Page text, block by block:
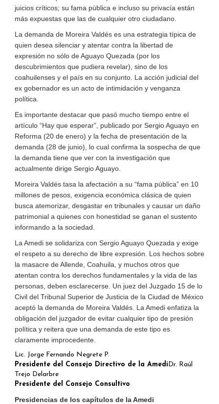
juicios críticos; su fama pública e incluso su privacía están
más expuestas que las de cualquier otro ciudadano.
La demanda de Moreira Valdés es una estrategia típica de
quien desea silenciar y atentar contra la libertad de
expresión no sólo de Aguayo Quezada (por los
descubrimientos que pudiera revelar), sino de los
coahuilenses y el país en su conjunto. La acción judicial del
ex gobernador es un acto de intimidación y venganza
política.
Es importante destacar que pasó mucho tiempo entre el
artículo “Hay que esperar”, publicado por Sergio Aguayo en
Reforma (20 de enero) y la fecha de presentación de la
demanda (28 de junio), lo cual confirma la sospecha de que
la demanda tiene que ver con la investigación que
actualmente dirige Sergio Aguayo.
Moreira Valdés tasa la afectación a su “fama pública” en 10
millones de pesos, exigencia económica clásica de quien
busca atemorizar, desgastar en tribunales y causar un daño
patrimonial a quienes con honestidad se ganan el sustento
informando a la sociedad.
La Amedi se solidariza con Sergio Aguayo Quezada y exige
el respeto a su derecho de libre expresión. Los hechos sobre
la masacre de Allende, Coahuila, y muchos otros que
atentan contra los derechos fundamentales y la vida de las
personas, deben esclarecerse. Un juez del Juzgado 15 de lo
Civil del Tribunal Superior de Justicia de la Ciudad de México
aceptó la demanda de Moreira Valdés. La Amedi enfatiza la
obligación del juzgador de evitar cualquier tipo de presión
política y reitera que una demanda de este tipo es
claramente improcedente.
Lic. Jorge Fernando Negrete P.
Presidente del Consejo Directivo de la AmediDr. Raúl
Trejo Delarbre
Presidente del Consejo Consultivo
Presidencias de los capítulos de la Amedi